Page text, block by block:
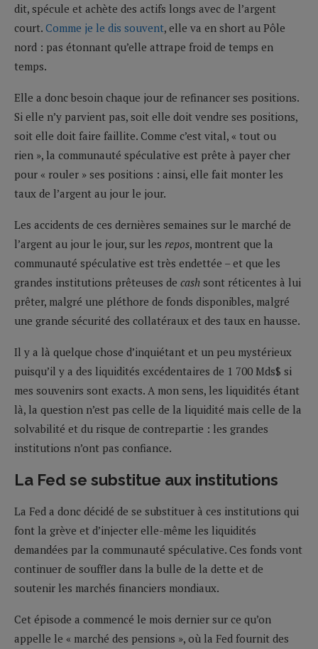
dit, spécule et achète des actifs longs avec de l’argent
court. Comme je le dis souvent, elle va en short au Pôle
nord : pas étonnant qu’elle attrape froid de temps en
temps.
Elle a donc besoin chaque jour de refinancer ses positions.
Si elle n’y parvient pas, soit elle doit vendre ses positions,
soit elle doit faire faillite. Comme c’est vital, « tout ou
rien », la communauté spéculative est prête à payer cher
pour « rouler » ses positions : ainsi, elle fait monter les
taux de l’argent au jour le jour.
Les accidents de ces dernières semaines sur le marché de
l’argent au jour le jour, sur les repos, montrent que la
communauté spéculative est très endettée – et que les
grandes institutions prêteuses de cash sont réticentes à lui
prêter, malgré une pléthore de fonds disponibles, malgré
une grande sécurité des collatéraux et des taux en hausse.
Il y a là quelque chose d’inquiétant et un peu mystérieux
puisqu’il y a des liquidités excédentaires de 1 700 Mds$ si
mes souvenirs sont exacts. A mon sens, les liquidités étant
là, la question n’est pas celle de la liquidité mais celle de la
solvabilité et du risque de contrepartie : les grandes
institutions n’ont pas confiance.
La Fed se substitue aux institutions
La Fed a donc décidé de se substituer à ces institutions qui
font la grève et d’injecter elle-même les liquidités
demandées par la communauté spéculative. Ces fonds vont
continuer de souffler dans la bulle de la dette et de
soutenir les marchés financiers mondiaux.
Cet épisode a commencé le mois dernier sur ce qu’on
appelle le « marché des pensions », où la Fed fournit des